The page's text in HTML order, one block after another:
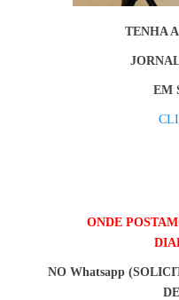
TENHA
EM
ONDE
NO Whatsapp